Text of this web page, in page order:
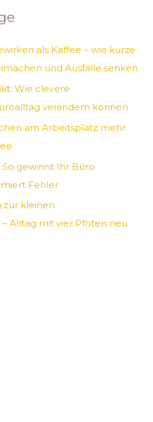
als Kaffee – wie kurze
und Ausfälle senken
Wie clevere
verändern können
am Arbeitsplatz mehr
So gewinnt Ihr Büro
Fehler
zur kleinen
Alltag mit vier Pfoten neu